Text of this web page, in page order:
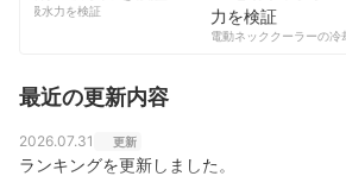
コンテンツ制作チームのプロ
の吸水力を検証
電動ネッククーラーの冷
最近の更新内容
2026.07.31 更新
ランキングを更新しました。